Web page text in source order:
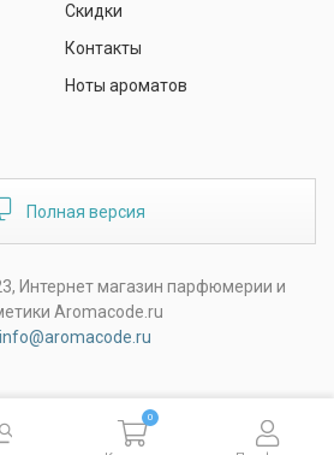
Скидки
Контакты
Ноты ароматов
Полная версия
Интернет магазин парфюмерии и
Aromacode.ru
info@aromacode.ru
0